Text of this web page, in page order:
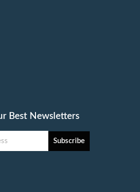
Best Newsletters
Subscribe